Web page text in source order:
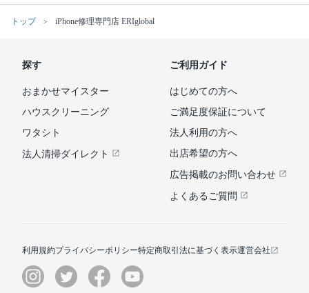
トップ iPhone修理専門店 ERIglobal
探す
おまかせマイスター
ハウスクリーニング
ワタシト
法人清掃ダイレクト
ご利用ガイド
はじめての方へ
ご満足度保証について
法人利用の方へ
出店希望の方へ
広告掲載のお問い合わせ
よくあるご質問
利用規約プライバシーポリシー特定商取引法に基づく表示運営会社